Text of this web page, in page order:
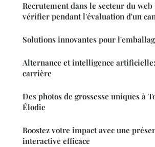
Recrutement dans le secteur du web
vérifier pendant l'évaluation d'un
Solutions innovantes pour
Alternance et intelligence
carrière
Des photos de grossesse uniques à
Élodie
Boostez votre impact avec une
interactive efficace